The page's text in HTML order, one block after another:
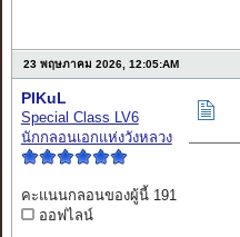
23 พฤษภาคม 2026, 12:05:AM
PIKuL
Special Class LV6
นักกลอนเอกแห่งวังหลวง
คะแนนกลอนของผู้นี้ 191
ออฟไลน์